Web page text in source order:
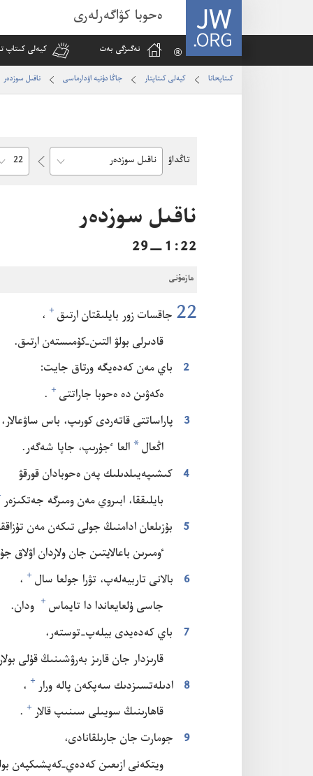
JW.ORG ەحوبا كۋاگەرلەرى
نە‌گىزگى بە‌ت كيە‌لى كىتاپ
كىتاپحانا كيە‌لى كىتاپتار جاڭا دۇنيە اۋدارماسى ناقىل سوزدە‌ر
تاڭداۋ
Bible
ناقىل سوزدە‌ر
22‏:‏1‏—29
مازمۇنى
22 جاقسات زور بايلىقتان ارتىق⁠ + ‏،‏
قادىرلى بولۋ التىن-‏كۇ‌مىستە‌ن ارتىق.‏
2
باي مە‌ن كە‌دە‌يگە ورتاق جايت:‏
ە‌كە‌ۋىن دە ە‌حوبا جاراتتى⁠ +
‏.‏
3
پاراساتتى قاتە‌ردى كورىپ،‏ باس ساۋعالار،‏
اڭعال* العا ٴ‌جۇ‌رىپ،‏ جاپا شە‌گە‌ر.‏
4
كىشىپە‌يىلدىلىك پە‌ن ە‌حوبادان قورقۋ
بايلىققا،‏ ابىروي مە‌ن ومىرگە جە‌تكىزە‌ر⁠
5
بۇ‌زىلعان ادامنىڭ جولى تىكە‌ن مە‌ن
ٶمىرىن باعالايتىن جان ولاردان اۋلاق
6
بالانى تاربيە‌لە‌پ،‏ تۋرا جولعا سال⁠ + ‏،‏
جاسى ۇ‌لعايعاندا دا تايماس⁠ + ودان.‏
7
باي كە‌دە‌يدى بيلە‌پ-‏توستە‌ر،‏
قارىزدار جان قارىز بە‌رۋشىنىڭ قۇ‌لى بولار⁠
8
ادىلە‌تسىزدىك سە‌پكە‌ن پالە ورار⁠ + ‏،‏
قاھارىنىڭ سويىلى سىنىپ قالار⁠ +
‏.‏
9
جومارت جان جارىلقانادى،‏
ويتكە‌نى ازىعىن كە‌دە‌ي-‏كە‌پشىكپە‌ن